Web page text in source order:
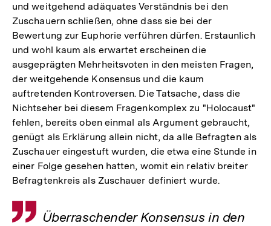
und weitgehend adäquates Verständnis bei den
Zuschauern schließen, ohne dass sie bei der
Bewertung zur Euphorie verführen dürfen. Erstaunlich
und wohl kaum als erwartet erscheinen die
ausgeprägten Mehrheitsvoten in den meisten Fragen,
der weitgehende Konsensus und die kaum
auftretenden Kontroversen. Die Tatsache, dass die
Nichtseher bei diesem Fragenkomplex zu "Holocaust"
fehlen, bereits oben einmal als Argument gebraucht,
genügt als Erklärung allein nicht, da alle Befragten als
Zuschauer eingestuft wurden, die etwa eine Stunde in
einer Folge gesehen hatten, womit ein relativ breiter
Befragtenkreis als Zuschauer definiert wurde.
Zitat
Überraschender Konsensus in den